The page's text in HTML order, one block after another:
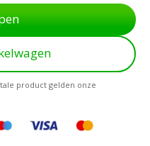
product gelden onze